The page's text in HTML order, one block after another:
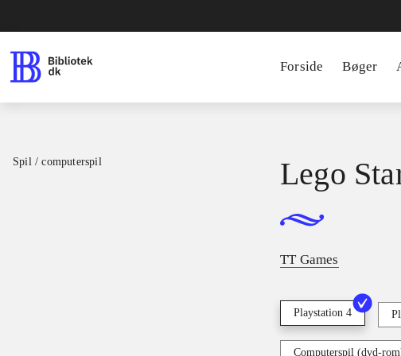
Forside Bøger
Spil / computerspil Lego
TT Games
Playstation 4
Computerspil (dvd-